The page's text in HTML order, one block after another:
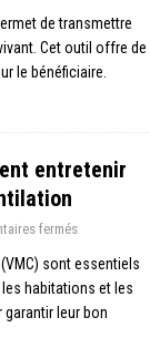
de transmettre
Cet outil offre de
le bénéficiaire.
entretenir
fermés
sont essentiels
habitations et les
leur bon